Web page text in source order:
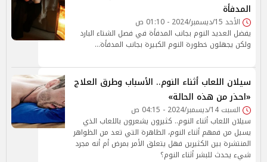
المدفأة
الأحد 15/ديسمبر/2024 - 01:10 ص
يفضل العديد النوم بجانب المدفأة في فصل الشتاء البارد
ولكن يجهلون خطورة النوم الكبيرة بجانب المدفأة...
سيلان اللعاب أثناء النوم.. الأسباب وطرق العلاج
«احذر من هذه الحالة»
السبت 14/ديسمبر/2024 - 04:15 ص
سيلان اللعاب أثناء النوم.. كثيرون يشعرون باللعاب الذي
يسيل من فمهم أثناء النوم، الظاهرة التي تعد من الظواهر
المنتشرة بين الكثيرين فهل يتعلق الأمر بمرض أم أنه مجرد
شيء يحدث للبشر أثناء النوم؟